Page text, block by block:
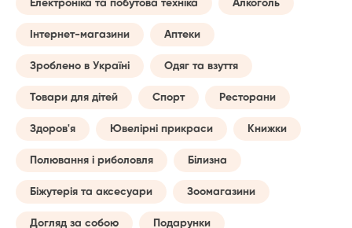
Електроніка та побутова техніка Алкоголь
Інтернет-магазини Аптеки
Зроблено в Україні Одяг та взуття
Товари для дітей Спорт Ресторани
Здоров'я Ювелірні прикраси Книжки
Полювання і риболовля Білизна
Біжутерія та аксесуари Зоомагазини
Догляд за собою Подарунки